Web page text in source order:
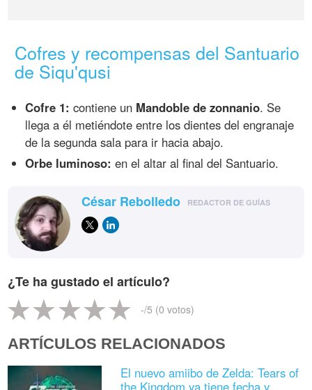
Cofres y recompensas del Santuario
de Siqu'qusi
Cofre 1: contiene un Mandoble de zonnanio. Se
llega a él metiéndote entre los dientes del engranaje
de la segunda sala para ir hacia abajo.
Orbe luminoso: en el altar al final del Santuario.
César Rebolledo REDACTOR DE GUÍAS
¿Te ha gustado el artículo?
-/5 (0 votos)
ARTÍCULOS RELACIONADOS
El nuevo amiibo de Zelda: Tears of
the Kingdom ya tiene fecha y